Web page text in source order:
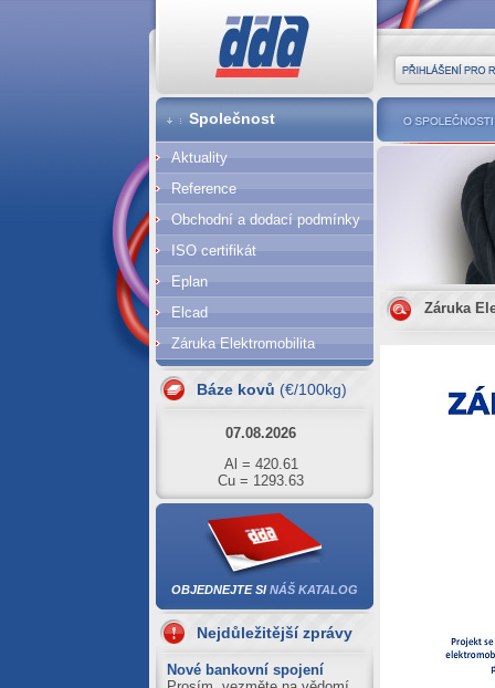
Záruka
O
Společnost
Aktuality
Reference
Obchodní a dodací podmínky
ISO certifikát
Eplan
Elcad
Záruka Elektromobilita
Báze kovů (€/100kg)
10.08.2026
Al = 422.51
Cu = 1276.03
Cu = 1293.63
06.08.2026
Al = 417.66
Cu = 1267.53
05.08.2026
Al = 422.01
Cu = 1273.71
OBJEDNEJTE SINÁŠ KATALOG
Nejdůležitější zprávy
Nové bankovní spojení
Přihlášení pro